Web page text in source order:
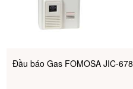
Đầu báo Gas FOMOSA JIC-678